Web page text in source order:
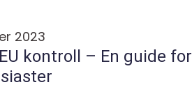
2023
kontroll – En guide for